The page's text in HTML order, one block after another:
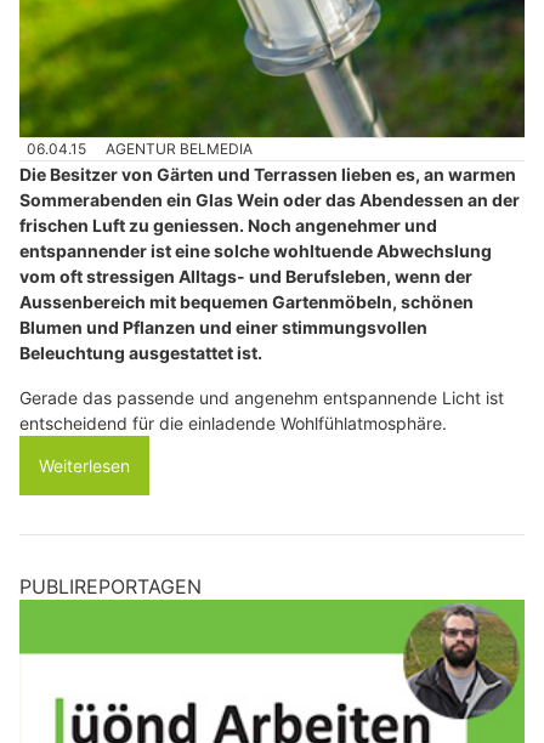
06.04.15 AGENTUR BELMEDIA
Die Besitzer von Gärten und Terrassen lieben es, an warmen
Sommerabenden ein Glas Wein oder das Abendessen an der
frischen Luft zu geniessen. Noch angenehmer und
entspannender ist eine solche wohltuende Abwechslung
vom oft stressigen Alltags- und Berufsleben, wenn der
Aussenbereich mit bequemen Gartenmöbeln, schönen
Blumen und Pflanzen und einer stimmungsvollen
Beleuchtung ausgestattet ist.
Gerade das passende und angenehm entspannende Licht ist
entscheidend für die einladende Wohlfühlatmosphäre.
Weiterlesen
PUBLIREPORTAGEN